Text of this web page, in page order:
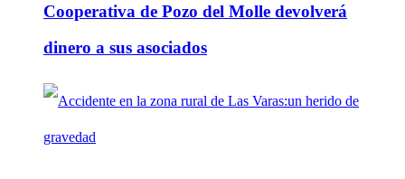
Cooperativa de Pozo del Molle devolverá
dinero a sus asociados